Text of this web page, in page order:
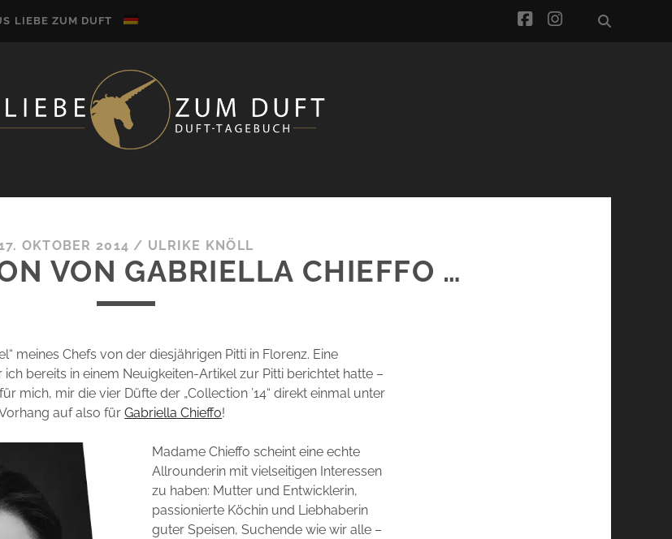
LIEBE ZUM DUFT facebook
instagram
OKTOBER 2014 / ULRIKE KNÖLL
VON GABRIELLA CHIEFFO …
meines Chefs von der diesjährigen Pitti in Florenz. Eine
ich bereits in einem Neuigkeiten-Artikel zur Pitti berichtet hatte –
mich, mir die vier Düfte der „Collection ’14“ direkt einmal unter
auf also fürGabriella Chieffo!
Madame Chieffo scheint eine echte
Allrounderin mit vielseitigen Interessen
zu haben: Mutter und Entwicklerin,
passionierte Köchin und Liebhaberin
guter Speisen, Suchende wie wir alle –